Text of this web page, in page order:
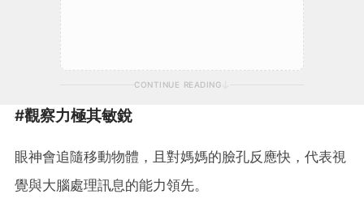
CONTINUE READING
#觀察力極其敏銳
眼神會追隨移動物體，且對媽媽的臉孔反應快，代表視
覺與大腦處理訊息的能力領先。